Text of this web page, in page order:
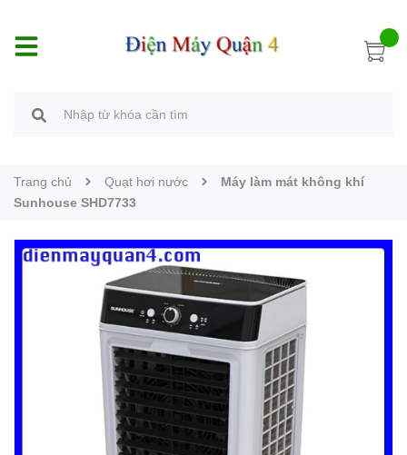
Trang chủ Quạt hơi nước
Máy làm mát không khí
Sunhouse SHD7733